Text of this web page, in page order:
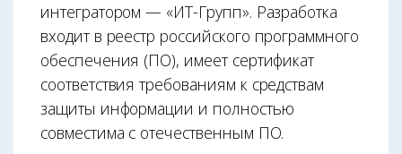
интегратором — «ИТ-Групп». Разработка
входит в реестр российского программного
обеспечения (ПО), имеет сертификат
соответствия требованиям к средствам
защиты информации и полностью
совместима с отечественным ПО.